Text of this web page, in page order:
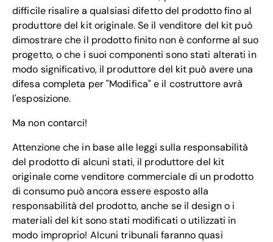
difficile risalire a qualsiasi difetto del prodotto fino al
produttore del kit originale. Se il venditore del kit può
dimostrare che il prodotto finito non è conforme al suo
progetto, o che i suoi componenti sono stati alterati in
modo significativo, il produttore del kit può avere una
difesa completa per "Modifica" e il costruttore avrà
l'esposizione.
Ma non contarci!
Attenzione che in base alle leggi sulla responsabilità
del prodotto di alcuni stati, il produttore del kit
originale come venditore commerciale di un prodotto
di consumo può ancora essere esposto alla
responsabilità del prodotto, anche se il design o i
materiali del kit sono stati modificati o utilizzati in
modo improprio! Alcuni tribunali faranno quasi